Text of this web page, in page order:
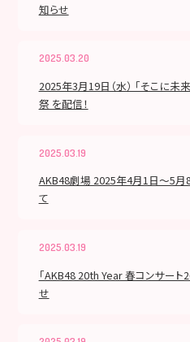
知らせ
2025.03.20
2025年3月19日（水） 「そこに
祭 を配信！
2025.03.19
AKB48劇場 2025年4月1日～5月
て
2025.03.19
「AKB48 20th Year 春コンサー
せ